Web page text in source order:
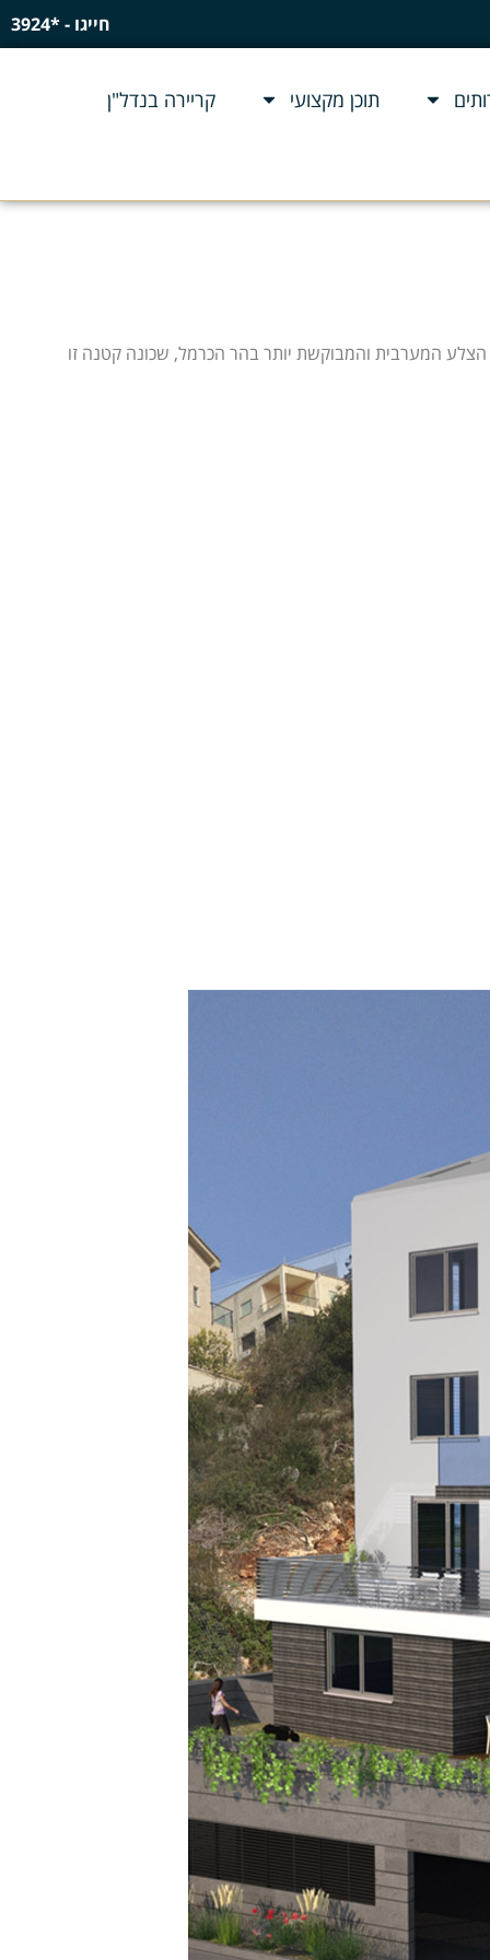
חייגו - *3924
תוכן מקצועי קריירה בנדל"ן
הצלע המערבית והמבוקשת יותר בהר הכרמל, שכונה קטנה זו